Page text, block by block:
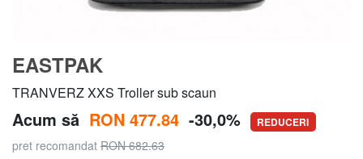
EASTPAK
TRANVERZ XXS Troller sub scaun
Acum să RON 477.84 -30,0% REDUCERI
pret recomandat RON 682.63